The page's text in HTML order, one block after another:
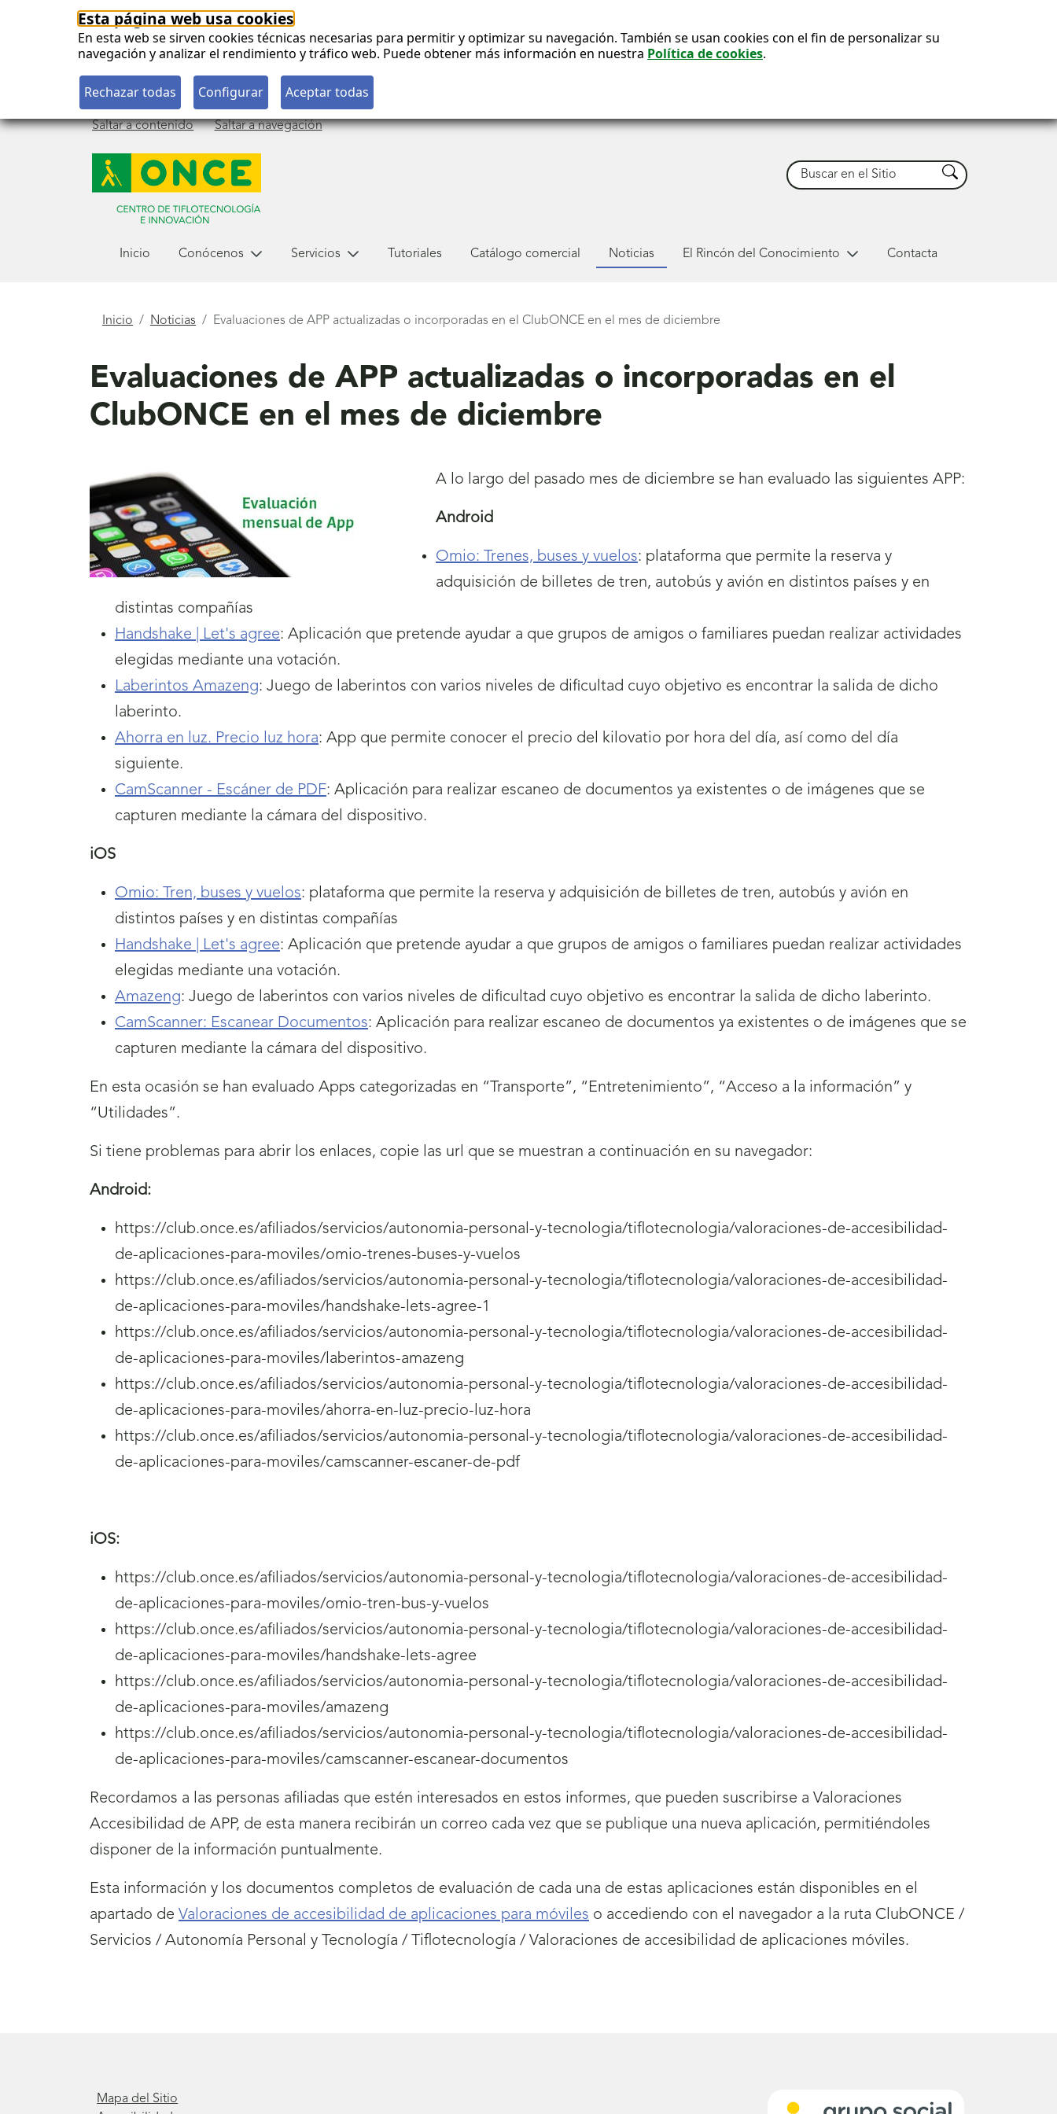
Esta página web usa cookies
En esta web se sirven cookies técnicas necesarias para permitir y optimizar su navegación. También se usan cookies con el fin de personalizar su
navegación y analizar el rendimiento y tráfico web. Puede obtener más información en nuestra Política de cookies.
Saltar a contenido Saltar a navegación
Buscar Buscar
Inicio Conócenos Servicios Tutoriales Catálogo comercial Noticias El Rincón del Conocimiento Contacta
Está
Inicio Noticias Evaluaciones de APP actualizadas o incorporadas en el ClubONCE en el mes de diciembre
Evaluaciones de APP actualizadas o incorporadas en el
ClubONCE en el mes de diciembre
A lo largo del pasado mes de diciembre se han evaluado las siguientes APP:
Android
Omio: Trenes, buses y vuelos: plataforma que permite la reserva y
adquisición de billetes de tren, autobús y avión en distintos países y en
distintas compañías
Handshake | Let's agree: Aplicación que pretende ayudar a que grupos de amigos o familiares puedan realizar actividades
elegidas mediante una votación.
Laberintos Amazeng: Juego de laberintos con varios niveles de dificultad cuyo objetivo es encontrar la salida de dicho
laberinto.
Ahorra en luz. Precio luz hora: App que permite conocer el precio del kilovatio por hora del día, así como del día
siguiente.
CamScanner - Escáner de PDF: Aplicación para realizar escaneo de documentos ya existentes o de imágenes que se
capturen mediante la cámara del dispositivo.
iOS
Omio: Tren, buses y vuelos: plataforma que permite la reserva y adquisición de billetes de tren, autobús y avión en
distintos países y en distintas compañías
Handshake | Let's agree: Aplicación que pretende ayudar a que grupos de amigos o familiares puedan realizar actividades
elegidas mediante una votación.
Amazeng: Juego de laberintos con varios niveles de dificultad cuyo objetivo es encontrar la salida de dicho laberinto.
CamScanner: Escanear Documentos: Aplicación para realizar escaneo de documentos ya existentes o de imágenes que se
capturen mediante la cámara del dispositivo.
En esta ocasión se han evaluado Apps categorizadas en “Transporte”, “Entretenimiento”, “Acceso a la información” y
“Utilidades”.
Si tiene problemas para abrir los enlaces, copie las url que se muestran a continuación en su navegador:
Android:
https://club.once.es/afiliados/servicios/autonomia-personal-y-tecnologia/tiflotecnologia/valoraciones-de-accesibilidad-
de-aplicaciones-para-moviles/omio-trenes-buses-y-vuelos
https://club.once.es/afiliados/servicios/autonomia-personal-y-tecnologia/tiflotecnologia/valoraciones-de-accesibilidad-
de-aplicaciones-para-moviles/handshake-lets-agree-1
https://club.once.es/afiliados/servicios/autonomia-personal-y-tecnologia/tiflotecnologia/valoraciones-de-accesibilidad-
de-aplicaciones-para-moviles/laberintos-amazeng
https://club.once.es/afiliados/servicios/autonomia-personal-y-tecnologia/tiflotecnologia/valoraciones-de-accesibilidad-
de-aplicaciones-para-moviles/ahorra-en-luz-precio-luz-hora
https://club.once.es/afiliados/servicios/autonomia-personal-y-tecnologia/tiflotecnologia/valoraciones-de-accesibilidad-
de-aplicaciones-para-moviles/camscanner-escaner-de-pdf
iOS:
https://club.once.es/afiliados/servicios/autonomia-personal-y-tecnologia/tiflotecnologia/valoraciones-de-accesibilidad-
de-aplicaciones-para-moviles/omio-tren-bus-y-vuelos
https://club.once.es/afiliados/servicios/autonomia-personal-y-tecnologia/tiflotecnologia/valoraciones-de-accesibilidad-
de-aplicaciones-para-moviles/handshake-lets-agree
https://club.once.es/afiliados/servicios/autonomia-personal-y-tecnologia/tiflotecnologia/valoraciones-de-accesibilidad-
de-aplicaciones-para-moviles/amazeng
https://club.once.es/afiliados/servicios/autonomia-personal-y-tecnologia/tiflotecnologia/valoraciones-de-accesibilidad-
de-aplicaciones-para-moviles/camscanner-escanear-documentos
Recordamos a las personas afiliadas que estén interesados en estos informes, que pueden suscribirse a Valoraciones
Accesibilidad de APP, de esta manera recibirán un correo cada vez que se publique una nueva aplicación, permitiéndoles
disponer de la información puntualmente.
Esta información y los documentos completos de evaluación de cada una de estas aplicaciones están disponibles en el
apartado de Valoraciones de accesibilidad de aplicaciones para móviles o accediendo con el navegador a la ruta ClubONCE /
Servicios / Autonomía Personal y Tecnología / Tiflotecnología / Valoraciones de accesibilidad de aplicaciones móviles.
Mapa del Sitio